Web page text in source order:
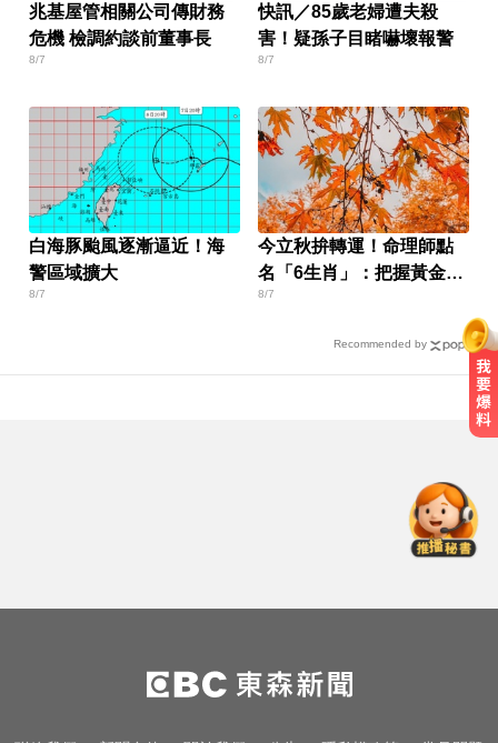
兆基屋管相關公司傳財務
危機 檢調約談前董事長
8/7
快訊／85歲老婦遭夫殺
害！疑孫子目睹嚇壞報警
8/7
白海豚颱風逐漸逼近！海
警區域擴大
8/7
今立秋拚轉運！命理師點
名「6生肖」：把握黃金7
天
8/7
Recommended by
被撞死 3男扯：她自願的
慈濟採購BNT疫苗被詐10億！醫：4
年後還陳時中清白